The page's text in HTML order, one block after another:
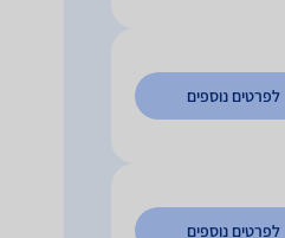
לפרטים נוספים
לפרטים נוספים